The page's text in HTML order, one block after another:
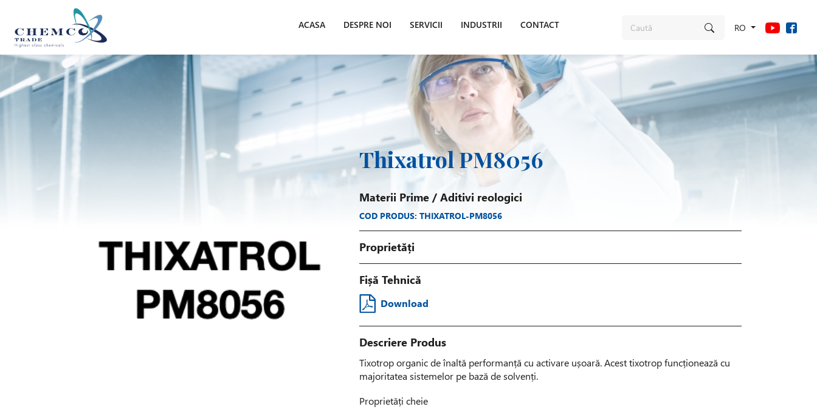
RO
ACASA DESPRE NOI SERVICII INDUSTRII CONTACT
Thixatrol PM8056
Materii Prime/ Aditivi reologici
COD PRODUS: THIXATROL-PM8056
Proprietăți
Fișă Tehnică
Download
Descriere Produs
Tixotrop organic de înaltă performanță cu activare ușoară. Acest tixotrop funcționează cu
majoritatea sistemelor pe bază de solvenți.
Proprietăți cheie